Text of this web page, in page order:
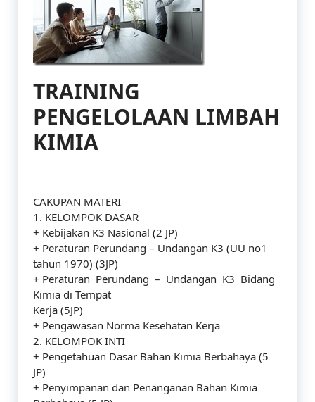
TRAINING
PENGELOLAAN LIMBAH
KIMIA
CAKUPAN MATERI
1. KELOMPOK DASAR
+ Kebijakan K3 Nasional (2 JP)
+ Peraturan Perundang – Undangan K3 (UU no1
tahun 1970) (3JP)
+ Peraturan Perundang – Undangan K3 Bidang
Kimia di Tempat
Kerja (5JP)
+ Pengawasan Norma Kesehatan Kerja
2. KELOMPOK INTI
+ Pengetahuan Dasar Bahan Kimia Berbahaya (5
JP)
+ Penyimpanan dan Penanganan Bahan Kimia